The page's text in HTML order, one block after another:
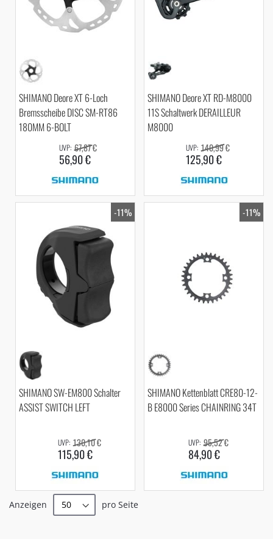
SHIMANO Deore XT 6-Loch
Bremsscheibe DISC SM-RT86
180MM 6-BOLT
56,90 €
67,87 €
SHIMANO Deore XT RD-M8000
11S Schaltwerk DERAILLEUR
M8000
125,90 €
140,99 €
-11%
SHIMANO SW-EM800 Schalter
ASSIST SWITCH LEFT
115,90 €
130,10 €
-11%
SHIMANO Kettenblatt CRE80-12-
B E8000 Series CHAINRING 34T
84,90 €
95,52 €
Anzeigen pro Seite